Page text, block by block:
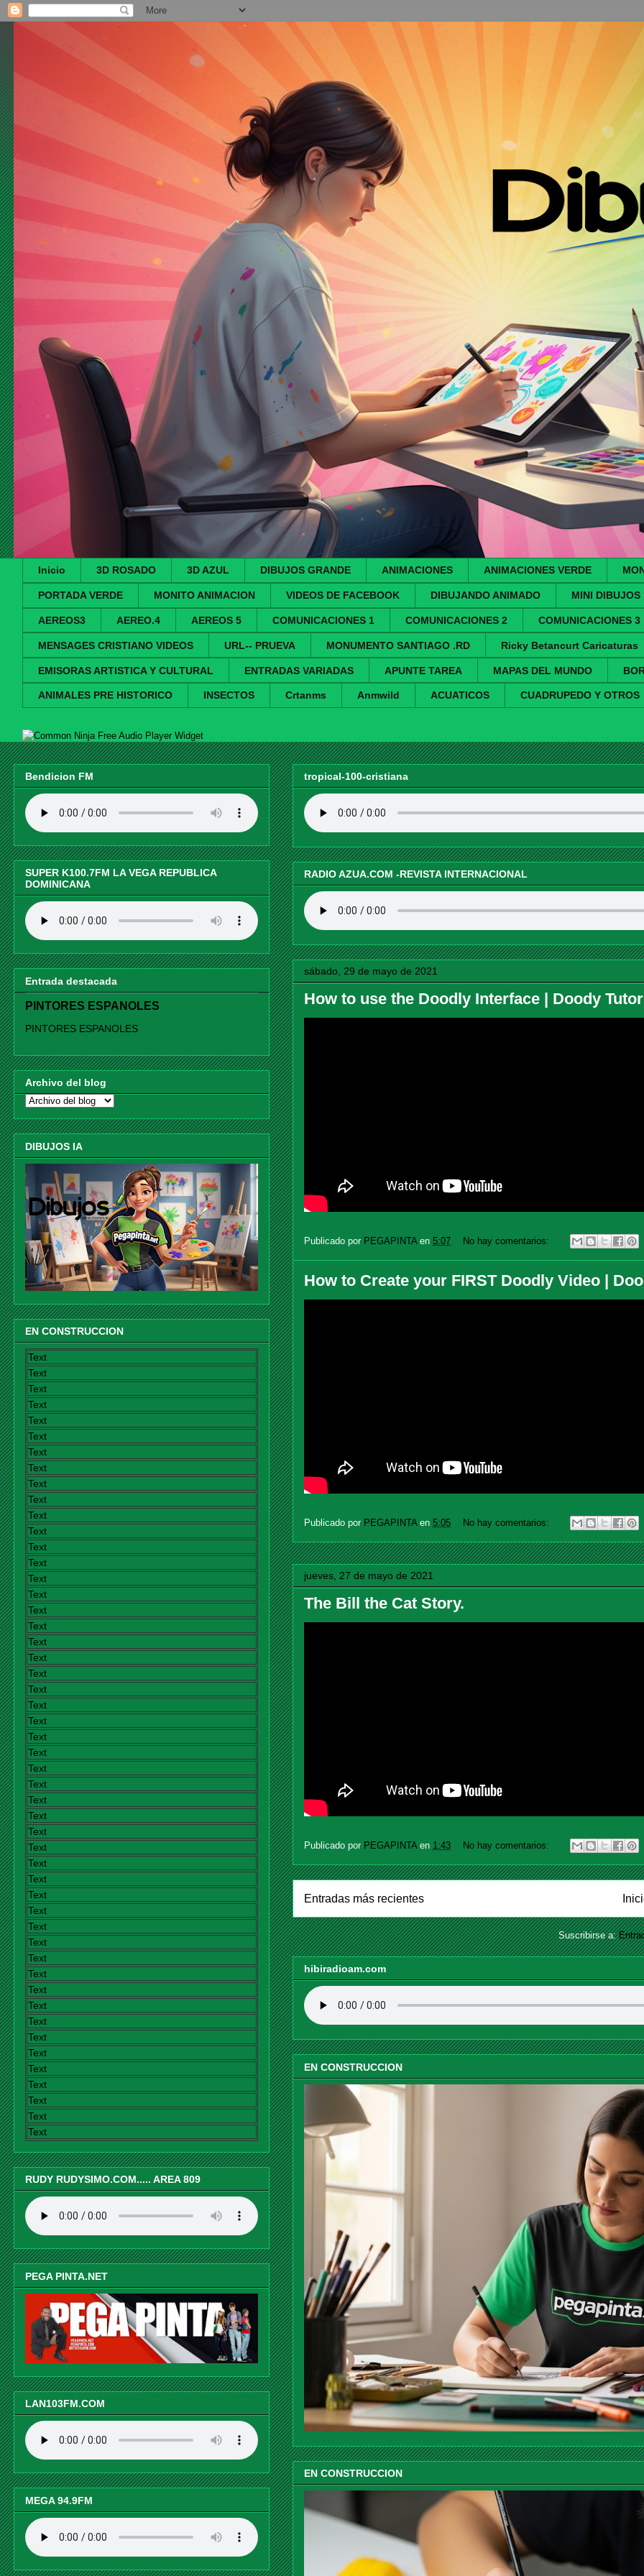
Inicio 3D ROSADO 3D AZUL DIBUJOS GRANDE ANIMACIONES ANIMACIONES VERDE
PORTADA VERDE MONITO ANIMACION VIDEOS DE FACEBOOK DIBUJANDO ANIMADO MINI DIBUJOS
AEREOS3 AEREO.4 AEREOS 5 COMUNICACIONES 1 COMUNICACIONES 2 COMUNICACIONES 3
MENSAGES CRISTIANO VIDEOS URL-- PRUEVA MONUMENTO SANTIAGO .RD Ricky Betancurt Caricaturas
EMISORAS ARTISTICA Y CULTURAL ENTRADAS VARIADAS APUNTE TAREA MAPAS DEL MUNDO
ANIMALES PRE HISTORICO INSECTOS Crtanms Anmwild ACUATICOS CUADRUPEDO Y OTROS
Free Audio Player Widget
tropical-100-cristiana
RADIO AZUA.COM -REVISTA INTERNACIONAL
sábado, 29 de mayo de 2021
How to use the Doodly Interface | Doody
Publicado por PEGAPINTA en 5:07 No hay comentarios:
How to Create your FIRST Doodly Video |
Publicado por PEGAPINTA en 5:05 No hay comentarios:
jueves, 27 de mayo de 2021
The Bill the Cat Story.
Publicado por PEGAPINTA en 1:43 No hay comentarios:
Entradas más recientes
Suscribirse a:
hibiradioam.com
EN CONSTRUCCION
EN CONSTRUCCION
Bendicion FM
SUPER K100.7FM LA VEGA REPUBLICA
DOMINICANA
Entrada destacada
PINTORES ESPANOLES
PINTORES ESPANOLES
Archivo del blog
DIBUJOS IA
EN CONSTRUCCION
Text
Text
Text
Text
Text
Text
Text
Text
Text
Text
Text
Text
Text
Text
Text
Text
Text
Text
Text
Text
Text
Text
Text
Text
Text
Text
Text
Text
Text
Text
Text
Text
Text
Text
Text
Text
Text
Text
Text
Text
Text
Text
Text
Text
Text
Text
Text
Text
Text
Text
RUDY RUDYSIMO.COM..... AREA 809
PEGA PINTA.NET
LAN103FM.COM
MEGA 94.9FM